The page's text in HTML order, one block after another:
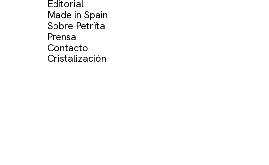
Editorial
Made in Spain
Sobre Petrïta
Prensa
Contacto
Cristalización